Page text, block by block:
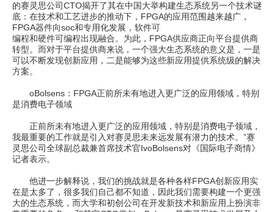
的赛灵思公司CTO揭开了其在中国大举构建生态系统另一个技术谜
底：在技术和工艺进步的推动下，FPGA的应用范围越来越广，
FPGA器件向soc和专用化发展，软件可
编程和硬件可编程出现融合。为此，FPGA供应商正向平台提供商
转型。而对于平台提供商来说，一个强大生态系统的意义是，一是
可以不断发现创新应用，二是能够为这些新应用提供系统级的解决
方案。
oBolsens：FPGA正前所未有地进入更广泛的应用领域，特别
是消费电子领域
正前所未有地进入更广泛的应用领域，特别是消费电子领域，
我最重要的工作就是引入对赛灵思未来远发展有潜力的技术。”赛
灵思公司全球副总裁兼首席技术官IvoBolsens对《国际电子商情》
记者表示。
他进一步解释说，我们的挑战就是各种各样FPGA创新应用实
在是太多了，很多我们自己都不知道，因此我们需要构建一个更强
大的生态系统，而大学和初创公司在开发新技术和新应用上扮演非